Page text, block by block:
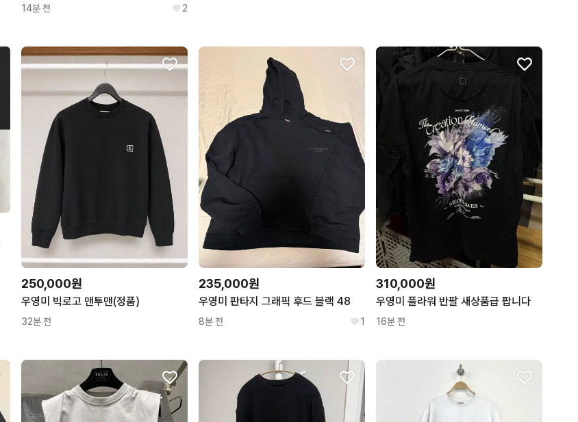
아워레가시
렉토
RECTO
톰브라운
캉골
KANGOL
발렌티노
VALENTINO
내셔널지오그래픽
NATIONAL GEOGRAPHIC
14분 전 2
250,000원
우영미 빅로고 맨투맨(정품)
32분 전
235,000원
우영미 판타지 그래픽 후드 블랙 48
8분 전 1
310,000원
우영미 플라워 반팔 새상품급 팝니다
16분 전